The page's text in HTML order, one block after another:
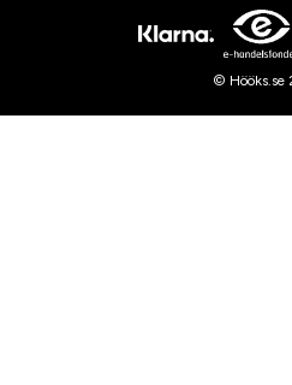
© Hööks.se